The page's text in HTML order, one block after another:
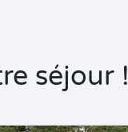
séjour !